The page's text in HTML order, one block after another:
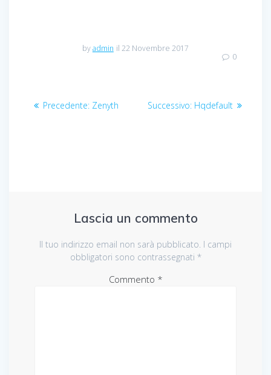
byadmin il 22 Novembre 2017
0
Navigazione
Precedente: Articolo
Zenyth Successivo: Articolo
Hqdefault
Lascia un commento
Il tuo indirizzo email non sarà pubblicato. I campi
obbligatori sono contrassegnati *
Commento *